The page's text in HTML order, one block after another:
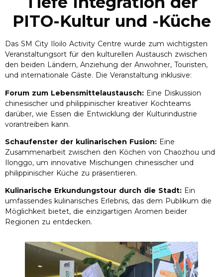
PITO-Kultur und -Küche
Das SM City Iloilo Activity Centre wurde zum wichtigsten
Veranstaltungsort für den kulturellen Austausch zwischen
den beiden Ländern, Anziehung der Anwohner, Touristen,
und internationale Gäste. Die Veranstaltung inklusive:
Forum zum Lebensmittelaustausch: Eine Diskussion
chinesischer und philippinischer kreativer Kochteams
darüber, wie Essen die Entwicklung der Kulturindustrie
vorantreiben kann.
Schaufenster der kulinarischen Fusion: Eine
Zusammenarbeit zwischen den Köchen von Chaozhou und
Ilonggo, um innovative Mischungen chinesischer und
philippinischer Küche zu präsentieren.
Kulinarische Erkundungstour durch die Stadt: Ein
umfassendes kulinarisches Erlebnis, das dem Publikum die
Möglichkeit bietet, die einzigartigen Aromen beider
Regionen zu entdecken.